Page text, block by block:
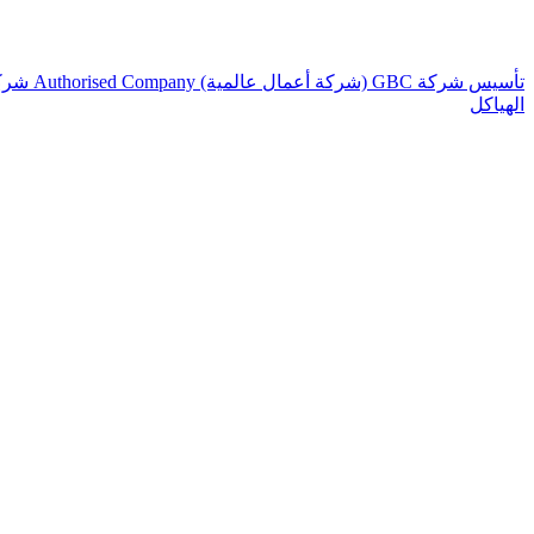
تأسيس شركة GBC (شركة أعمال عالمية) Authorised Company
الهياكل